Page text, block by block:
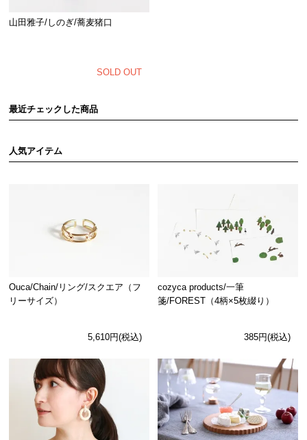
山田雅子/しのぎ/蕎麦猪口
SOLD OUT
最近チェックした商品
人気アイテム
Ouca/Chain/リング/スクエア（フ
リーサイズ）
5,610円(税込)
cozyca products/一筆
箋/FOREST（4柄×5枚綴り）
385円(税込)